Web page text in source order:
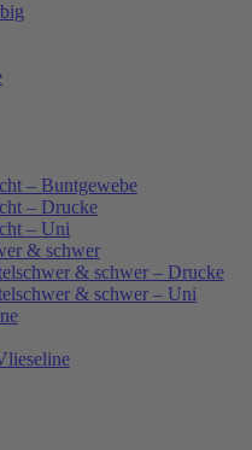
– Buntgewebe
– Drucke
– Uni
& schwer
& schwer – Drucke
& schwer – Uni